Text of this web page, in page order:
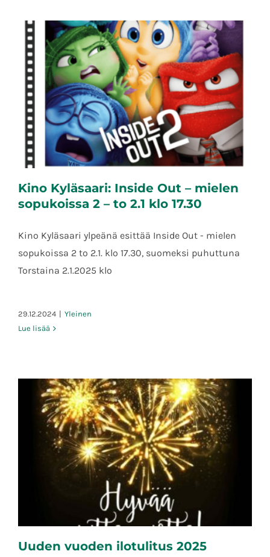
Kino Kyläsaari: Inside Out – mielen
sopukoissa 2 – to 2.1 klo 17.30
Kino Kyläsaari: Inside Out – mielen
sopukoissa 2 – to 2.1 klo 17.30
Kino Kyläsaari ylpeänä esittää Inside Out - mielen
sopukoissa 2 to 2.1. klo 17.30, suomeksi puhuttuna
Torstaina 2.1.2025 klo
29.12.2024 | Yleinen
Lue lisää
Uuden vuoden ilotulitus 2025